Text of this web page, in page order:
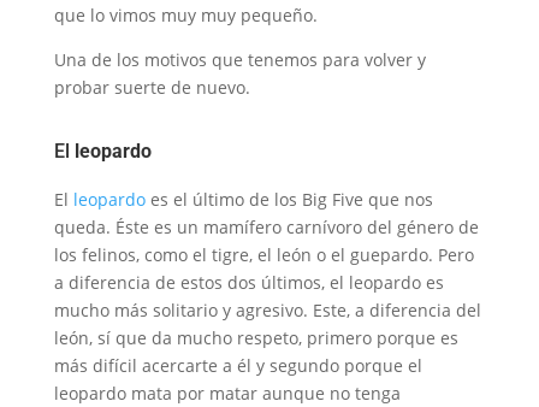
que lo vimos muy muy pequeño.
Una de los motivos que tenemos para volver y
probar suerte de nuevo.
El leopardo
El leopardoes el último de los Big Five que nos
queda. Éste es un mamífero carnívoro del género de
los felinos, como el tigre, el león o el guepardo. Pero
a diferencia de estos dos últimos, el leopardo es
mucho más solitario y agresivo. Este, a diferencia del
león, sí que da mucho respeto, primero porque es
más difícil acercarte a él y segundo porque el
leopardo mata por matar aunque no tenga